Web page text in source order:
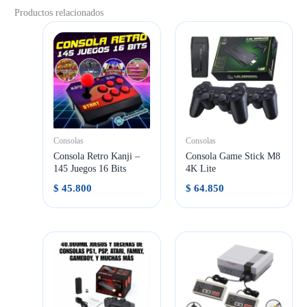
Productos relacionados
Consolas
Consola Retro Kanji –
145 Juegos 16 Bits
$ 45.800
Consolas
Consola Game Stick M8
4K Lite
$ 64.850